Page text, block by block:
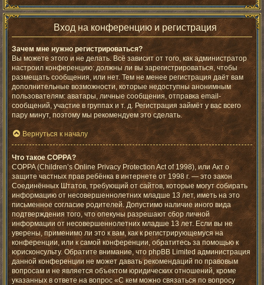
Вход на конференцию и регистрация
Зачем мне нужно регистрироваться?
Вы можете этого и не делать. Всё зависит от того, как администратор
настроил конференцию: должны ли вы зарегистрироваться, чтобы
размещать сообщения, или нет. Тем не менее регистрация даёт вам
дополнительные возможности, которые недоступны анонимным
пользователям: аватары, личные сообщения, отправка email-
сообщений, участие в группах и т. д. Регистрация займёт у вас всего
пару минут, поэтому мы рекомендуем это сделать.
Вернуться к началу
Что такое COPPA?
COPPA (Children’s Online Privacy Protection Act of 1998), или Акт о
защите частных прав ребёнка в интернете от 1998 г. — это закон
Соединённых Штатов, требующий от сайтов, которые могут собирать
информацию от несовершеннолетних младше 13 лет, иметь на это
письменное согласие родителей. Допустимо наличие иного вида
подтверждения того, что опекуны разрешают сбор личной
информации от несовершеннолетних младше 13 лет. Если вы не
уверены, применимо ли это к вам, как к регистрирующемуся на
конференции, или к самой конференции, обратитесь за помощью к
юрисконсульту. Обратите внимание, что phpBB Limited администрация
данной конференции не может давать рекомендаций по правовым
вопросам и не является объектом юридических отношений, кроме
указанных в ответе на вопрос «С кем можно связаться по вопросу